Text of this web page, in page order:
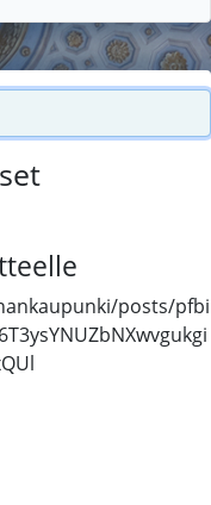
posts/pfbi